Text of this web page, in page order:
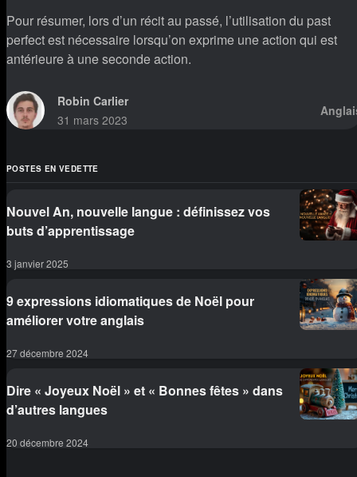
Pour résumer, lors d’un récit au passé, l’utilisation du past
perfect est nécessaire lorsqu’on exprime une action qui est
antérieure à une seconde action.
Robin Carlier
31 mars 2023
POSTES EN VEDETTE
Nouvel An, nouvelle langue : définissez vos
buts d’apprentissage
3 janvier 2025
9 expressions idiomatiques de Noël pour
améliorer votre anglais
27 décembre 2024
Dire « Joyeux Noël » et « Bonnes fêtes » dans
d’autres langues
20 décembre 2024